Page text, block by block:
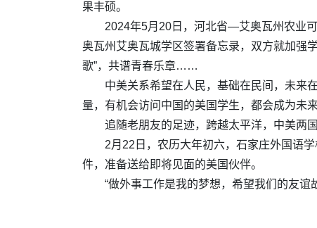
果丰硕。
2024年5月20日，河北省—艾奥瓦州农业
奥瓦州艾奥瓦城学区签署备忘录，双方就加强
歌”，共谱青春乐章……
中美关系希望在人民，基础在民间，未来
量，有机会访问中国的美国学生，都会成为未
追随老朋友的足迹，跨越太平洋，中美两
2月22日，农历大年初六，石家庄外国语
件，准备送给即将见面的美国伙伴。
“做外事工作是我的梦想，希望我们的友谊